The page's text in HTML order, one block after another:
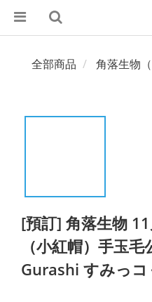
全部商品 角落生物
[預訂] 角落生物
（小紅帽）手玉
Gurashi すみっコ